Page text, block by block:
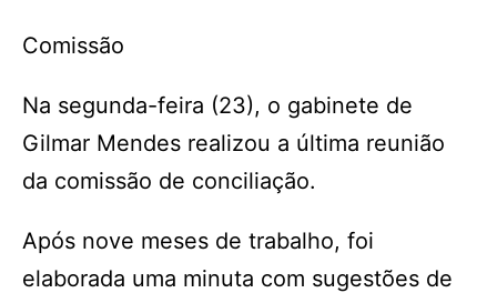
Comissão
Na segunda-feira (23), o gabinete de
Gilmar Mendes realizou a última reunião
da comissão de conciliação.
Após nove meses de trabalho, foi
elaborada uma minuta com sugestões de